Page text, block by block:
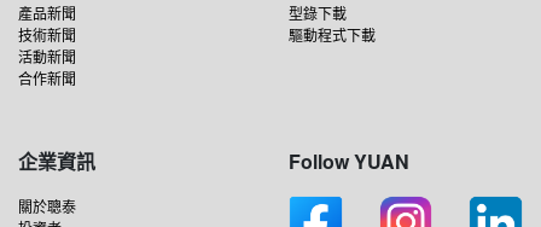
產品新聞
技術新聞
活動新聞
合作新聞
型錄下載
驅動程式下載
企業資訊
關於聰泰
Follow YUAN